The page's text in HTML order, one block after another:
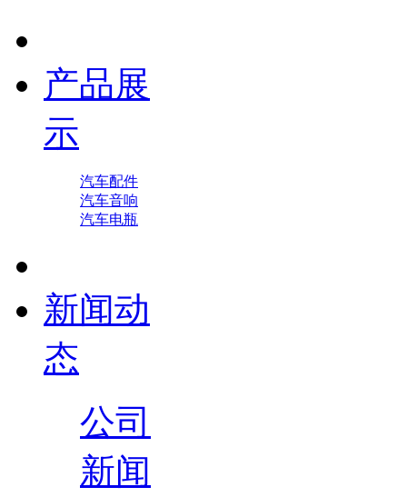
产品展
示
汽车配件
汽车音响
汽车电瓶
新闻动
态
公司
新闻